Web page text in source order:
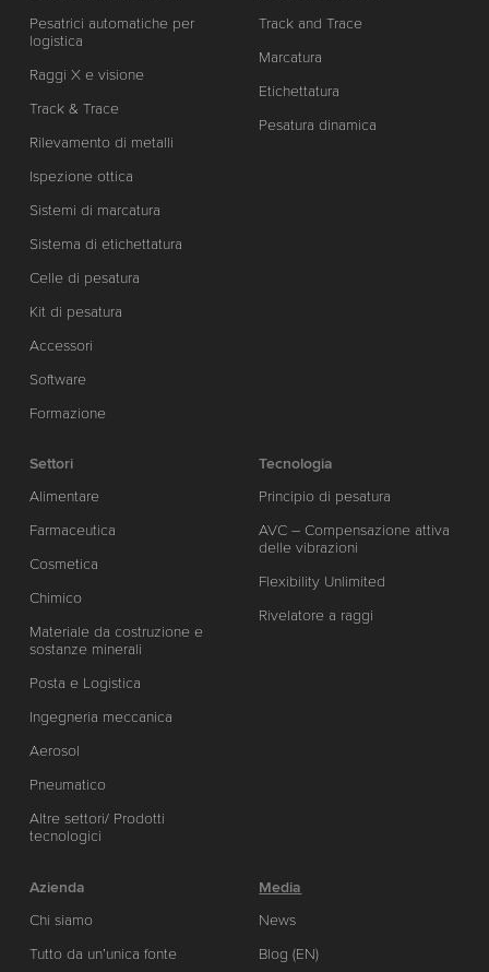
Pesatrici automatiche per
logistica
Raggi X e visione
Track & Trace
Rilevamento di metalli
Ispezione ottica
Sistemi di marcatura
Sistema di etichettatura
Celle di pesatura
Kit di pesatura
Accessori
Software
Formazione
Track and Trace
Marcatura
Etichettatura
Pesatura dinamica
Settori
Alimentare
Farmaceutica
Cosmetica
Chimico
Materiale da costruzione e
sostanze minerali
Posta e Logistica
Ingegneria meccanica
Aerosol
Pneumatico
Altre settori/ Prodotti
tecnologici
Tecnologia
Principio di pesatura
AVC – Compensazione attiva
delle vibrazioni
Flexibility Unlimited
Rivelatore a raggi
Azienda
Chi siamo
Tutto da un’unica fonte
Media
News
Blog (EN)